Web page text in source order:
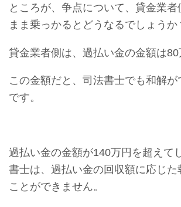
ところが、争点について、貸金業
まま乗っかるとどうなるでしょうか
貸金業者側は、過払い金の金額は80
この金額だと、司法書士でも和解
です。
過払い金の金額が140万円を超えて
書士は、過払い金の回収額に応じた
ことができません。